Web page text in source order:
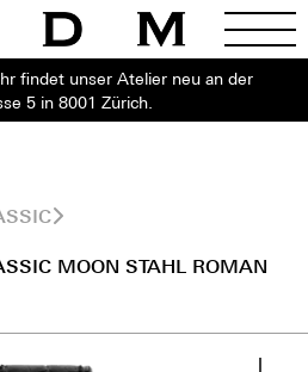
findet unser Atelier neu an der
5 in 8001 Zürich.
MOON STAHL ROMAN